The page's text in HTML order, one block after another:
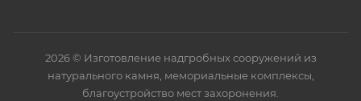
2026 © Изготовление надгробных сооружений из
натурального камня, мемориальные комплексы,
благоустройство мест захоронения.